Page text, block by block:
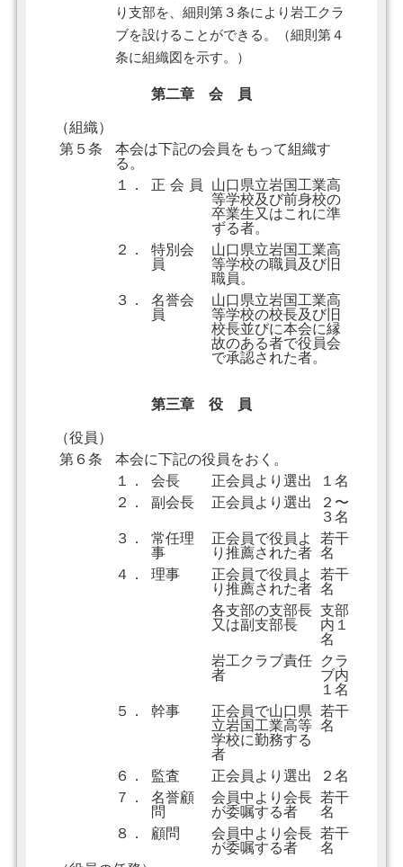
り支部を、細則第３条により岩工クラ
ブを設けることができる。（細則第４
条に組織図を示す。）
第二章 会 員
（組織）
第５条
本会は下記の会員をもって組織す
る。
１．
正 会 員 山口県立岩国工業高
等学校及び前身校の
卒業生又はこれに準
ずる者。
２．
特別会
員
山口県立岩国工業高
等学校の職員及び旧
職員。
３．
名誉会
員
山口県立岩国工業高
等学校の校長及び旧
校長並びに本会に縁
故のある者で役員会
で承認された者。
第三章 役 員
（役員）
第６条
本会に下記の役員をおく。
１．
会長 正会員より選出
１名
２．
副会長 正会員より選出
２〜
３名
３．
常任理
事
正会員で役員よ
り推薦された者
若干
名
４．
理事
正会員で役員よ
り推薦された者
若干
名
各支部の支部長
又は副支部長
支部
内１
名
岩工クラブ責任
者
クラ
ブ内
１名
５．
幹事
正会員で山口県
立岩国工業高等
学校に勤務する
者
若干
名
６． 監査 正会員より選出
２名
７．
名誉顧
問
会員中より会長
が委嘱する者
若干
名
８．
顧問
会員中より会長
が委嘱する者
若干
名